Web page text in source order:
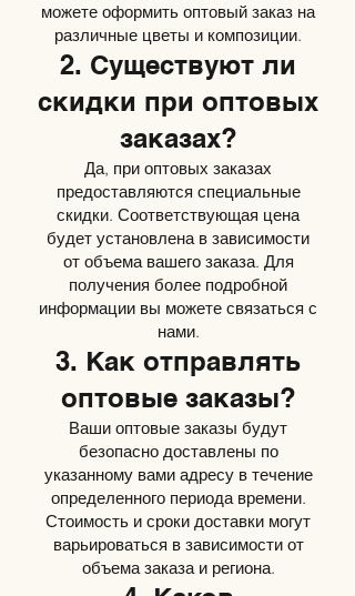
можете оформить оптовый заказ на
различные цветы и композиции.
2. Существуют ли
скидки при оптовых
заказах?
Да, при оптовых заказах
предоставляются специальные
скидки. Соответствующая цена
будет установлена в зависимости
от объема вашего заказа. Для
получения более подробной
информации вы можете связаться с
нами.
3. Как отправлять
оптовые заказы?
Ваши оптовые заказы будут
безопасно доставлены по
указанному вами адресу в течение
определенного периода времени.
Стоимость и сроки доставки могут
варьироваться в зависимости от
объема заказа и региона.